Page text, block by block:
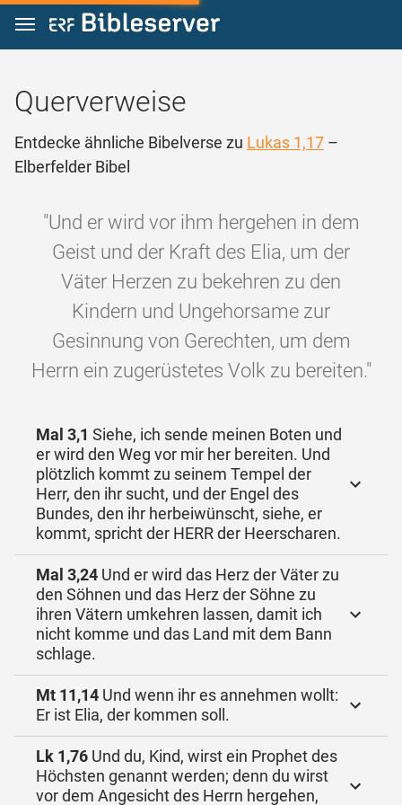
Zum Inhalt springen
Querverweise
Entdecke ähnliche Bibelverse zu Lukas 1,17 –
Elberfelder Bibel
"Und er wird vor ihm hergehen in dem
Geist und der Kraft des Elia, um der
Väter Herzen zu bekehren zu den
Kindern und Ungehorsame zur
Gesinnung von Gerechten, um dem
Herrn ein zugerüstetes Volk zu bereiten."
Mal 3,1 Siehe, ich sende meinen Boten und
er wird den Weg vor mir her bereiten. Und
plötzlich kommt zu seinem Tempel der
Herr, den ihr sucht, und der Engel des
Bundes, den ihr herbeiwünscht, siehe, er
kommt, spricht der HERR der Heerscharen.
Mal 3,24 Und er wird das Herz der Väter zu
den Söhnen und das Herz der Söhne zu
ihren Vätern umkehren lassen, damit ich
nicht komme und das Land mit dem Bann
schlage.
Mt 11,14 Und wenn ihr es annehmen wollt:
Er ist Elia, der kommen soll.
Lk 1,76 Und du, Kind, wirst ein Prophet des
Höchsten genannt werden; denn du wirst
vor dem Angesicht des Herrn hergehen,